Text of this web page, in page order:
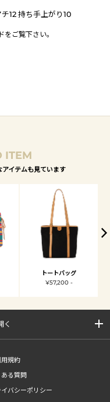
12 持ち手上がり10
をご覧下さい。
ITEM
イテムも見ています
トートバッグ
¥57,200 -
く
用規約
る質問
バシーポリシー